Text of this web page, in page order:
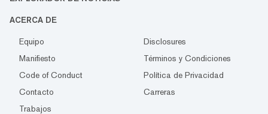
ACERCA DE
Equipo
Disclosures
Manifiesto
Términos y Condiciones
Code of Conduct
Política de Privacidad
Contacto
Carreras
Trabajos